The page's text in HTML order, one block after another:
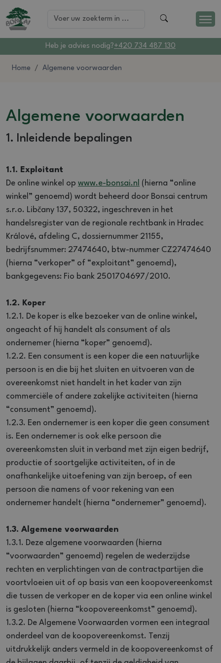
Heb je advies nodig?+420 734 487 130
Home Algemene voorwaarden
Algemene voorwaarden
1. Inleidende bepalingen
1.1. Exploitant
De online winkel op www.e-bonsai.nl (hierna “online
winkel” genoemd) wordt beheerd door Bonsai centrum
s.r.o. Libčany 137, 50322, ingeschreven in het
handelsregister van de regionale rechtbank in Hradec
Králové, afdeling C, dossiernummer 21155,
bedrijfsnummer: 27474640, btw-nummer CZ27474640
(hierna “verkoper” of “exploitant” genoemd),
bankgegevens: Fio bank 2501704697/2010.
1.2. Koper
1.2.1. De koper is elke bezoeker van de online winkel,
ongeacht of hij handelt als consument of als
ondernemer (hierna “koper” genoemd).
1.2.2. Een consument is een koper die een natuurlijke
persoon is en die bij het sluiten en uitvoeren van de
overeenkomst niet handelt in het kader van zijn
commerciële of andere zakelijke activiteiten (hierna
“consument” genoemd).
1.2.3. Een ondernemer is een koper die geen consument
is. Een ondernemer is ook elke persoon die
overeenkomsten sluit in verband met zijn eigen bedrijf,
productie of soortgelijke activiteiten, of in de
onafhankelijke uitoefening van zijn beroep, of een
persoon die namens of voor rekening van een
ondernemer handelt (hierna “ondernemer” genoemd).
1.3. Algemene voorwaarden
1.3.1. Deze algemene voorwaarden (hierna
“voorwaarden” genoemd) regelen de wederzijdse
rechten en verplichtingen van de contractpartijen die
voortvloeien uit of op basis van een koopovereenkomst
die tussen de verkoper en de koper via een online winkel
is gesloten (hierna “koopovereenkomst” genoemd).
1.3.2. De Algemene Voorwaarden vormen een integraal
onderdeel van de koopovereenkomst. Tenzij
uitdrukkelijk anders vermeld in de koopovereenkomst of